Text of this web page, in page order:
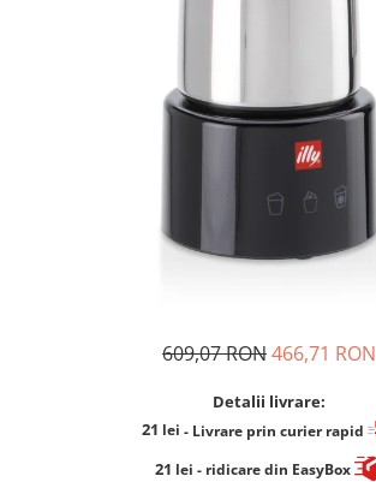
609,07 RON466,71 RON
Detalii livrare:
21 lei - Livrare prin curier rapid
21 lei - ridicare din EasyBox